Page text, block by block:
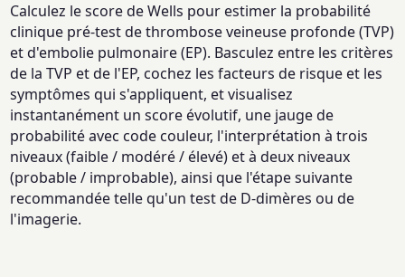
Calculez le score de Wells pour estimer la probabilité
clinique pré-test de thrombose veineuse profonde (TVP)
et d'embolie pulmonaire (EP). Basculez entre les critères
de la TVP et de l'EP, cochez les facteurs de risque et les
symptômes qui s'appliquent, et visualisez
instantanément un score évolutif, une jauge de
probabilité avec code couleur, l'interprétation à trois
niveaux (faible / modéré / élevé) et à deux niveaux
(probable / improbable), ainsi que l'étape suivante
recommandée telle qu'un test de D-dimères ou de
l'imagerie.